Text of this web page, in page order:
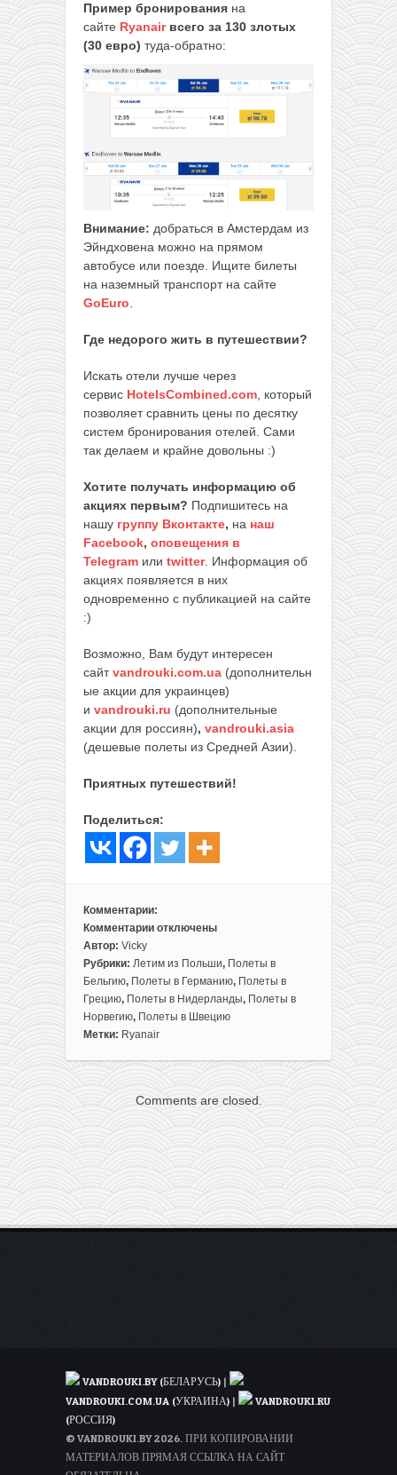
Пример бронирования на
сайте Ryanair всего за 130 злотых
(30 евро) туда-обратно:
Внимание: добраться в Амстердам из
Эйндховена можно на прямом
автобусе или поезде. Ищите билеты
на наземный транспорт на сайте
GoEuro
Где недорого жить в путешествии?
Искать отели лучше через
сервис HotelsCombined.com , который
позволяет сравнить цены по десятку
систем бронирования отелей. Сами
так делаем и крайне довольны :)
Хотите получать информацию об
акциях первым? Подпишитесь на
нашу группу Вконтакте, на наш
Facebook, оповещения в
Telegram или twitter. Информация об
акциях появляется в них
одновременно с публикацией на сайте
:)
Возможно, Вам будут интересен
сайтvandrouki.com.ua (дополнительн
ые акции для украинцев)
и vandrouki.ru (дополнительные
акции для россиян), vandrouki.asia
(дешевые полеты из Средней Азии).
Приятных путешествий!
Поделиться:
Комментарии:
Комментарии
к
записи
Идеи
путешествий
на
выходные
январе
из
Варшавы
всего
туда-
отключены
Автор: Vicky
Рубрики: Летим из Польши, Полеты в
Бельгию, Полеты в Германию, Полеты в
Грецию, Полеты в Нидерланды, Полеты в
Норвегию, Полеты в Швецию
Метки: Ryanair
Comments are closed.
VANDROUKI.BY (БЕЛАРУСЬ) |
VANDROUKI.COM.UA (УКРАИНА) |
VANDROUKI.RU
(РОССИЯ)
© VANDROUKI.BY 2026. ПРИ КОПИРОВАНИИ
МАТЕРИАЛОВ ПРЯМАЯ ССЫЛКА НА САЙТ